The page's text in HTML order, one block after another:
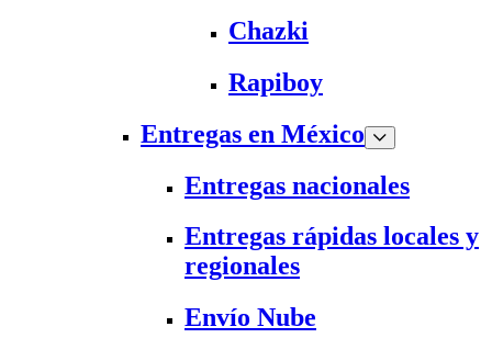
Chazki
Rapiboy
Entregas en México
Entregas nacionales
Entregas rápidas locales y
regionales
Envío Nube